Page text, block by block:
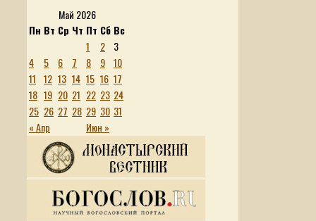
Май 2026
Пн Вт Ср Чт Пт Сб Вс
« Апр Июн »
1 2
3
4
5 6 7 8 9 10
11 12 13 14 15 16 17
18 19 20 21 22 23 24
25 26 27 28 29 30 31